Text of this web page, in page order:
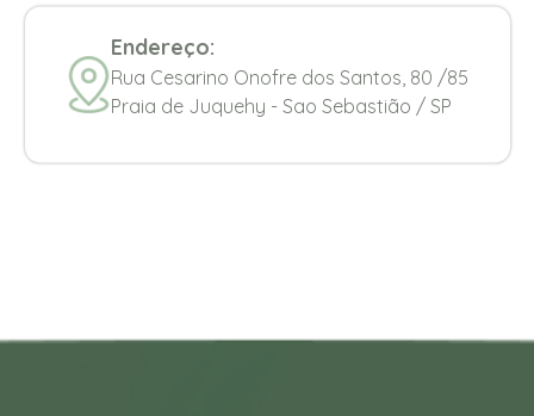
Endereço:
Rua Cesarino Onofre dos Santos, 80 /85
Praia de Juquehy - Sao Sebastião / SP